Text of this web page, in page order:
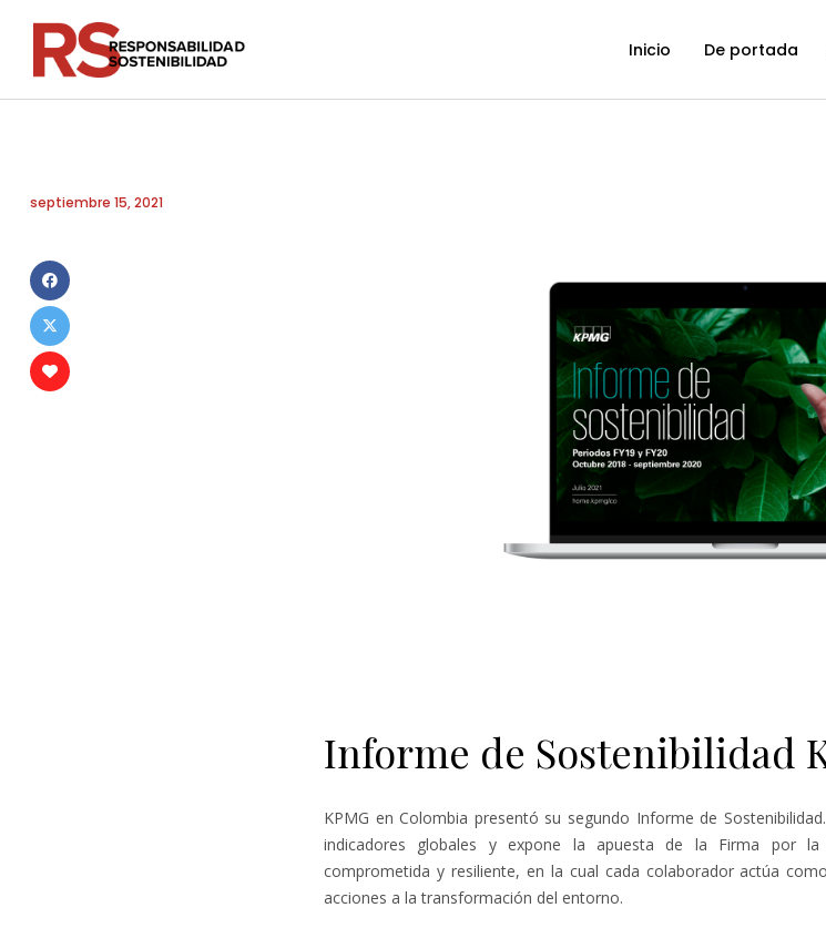
Inicio De portada
Informe de Sostenibilidad
KPMG en Colombia presentó su segundo Informe de
indicadores globales y expone la apuesta de la Firma por la
comprometida y resiliente, en la cual cada colaborador actúa
acciones a la transformación del entorno.
septiembre 15, 2021